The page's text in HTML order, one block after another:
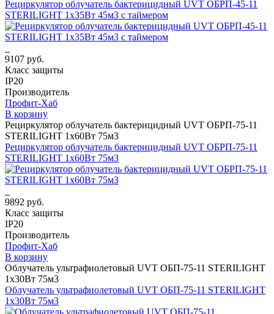
Рециркулятор облучатель бактерицидный UVT ОБРП-45-11
STERILIGHT 1х35Вт 45м3 с таймером
9107 руб.
Класс защиты
IP20
Производитель
Профит-Хаб
В корзину
Рециркулятор облучатель бактерицидный UVT ОБРП-75-11
STERILIGHT 1х60Вт 75м3
Рециркулятор облучатель бактерицидный UVT ОБРП-75-11
STERILIGHT 1х60Вт 75м3
9892 руб.
Класс защиты
IP20
Производитель
Профит-Хаб
В корзину
Облучатель ультрафиолетовый UVT ОБП-75-11 STERILIGHT
1х30Вт 75м3
Облучатель ультрафиолетовый UVT ОБП-75-11 STERILIGHT
1х30Вт 75м3